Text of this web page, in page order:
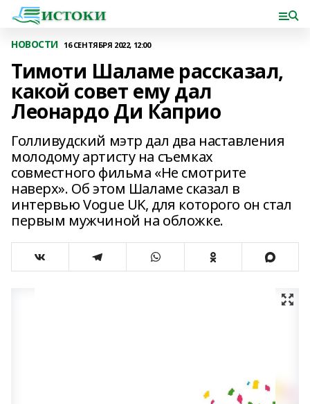
НОВОСТИ 16 СЕНТЯБРЯ 2022, 12:00
Тимоти Шаламе рассказал,
какой совет ему дал
Леонардо Ди Каприо
Голливудский мэтр дал два наставления
молодому артисту на съемках
совместного фильма «Не смотрите
наверх». Об этом Шаламе сказал в
интервью Vogue UK, для которого он стал
первым мужчиной на обложке.